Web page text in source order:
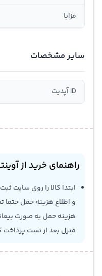
مزایا
سایر مشخصات
ID آپدیت
راهنمای خرید از
ابتدا کالا را روی
و اطلاع هزینه حمل حتما
هزینه حمل به صورت
منزل بعد از تست پرداخت